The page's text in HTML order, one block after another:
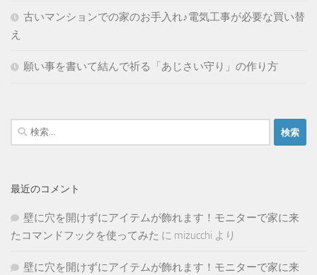
古いマンションでの家のお手入れ♪電気工事が必要な買い替
え
願い事を書いて結んで祈る「あじさい守り」の作り方
検
索:
最近のコメント
壁に穴を開けずにアイテムが飾れます！モニターで家に来
たコマンドフックを使ってみた に mizucchi より
壁に穴を開けずにアイテムが飾れます！モニターで家に来